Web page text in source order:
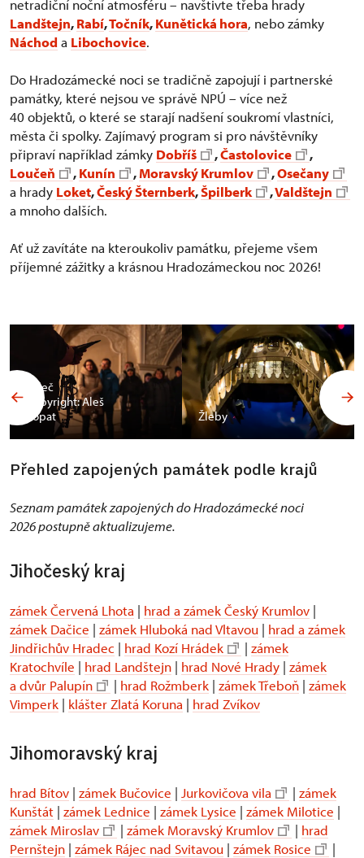
netradiční noční atmosféru – navštivte třeba hrady
Landštejn,Rabí,Točník,Kunětická hora, nebo zámky
Náchoda Libochovice.
Do Hradozámecké noci se tradičně zapojují i partnerské
památky, které nejsou ve správě NPÚ – více než
40 objektů, o které se starají nadšení soukromí vlastníci,
města či spolky. Zajímavý program si pro návštěvníky
připraví například zámky Dobříš ,Častolovice
,
Loučeň
,Kunín ,Moravský Krumlov ,Osečany
a hrady Loket,Český Šternberk,Špilberk ,Valdštejn
a mnoho dalších.
Ať už zavítáte na kteroukoliv památku, přejeme všem
příjemné zážitky a krásnou Hradozámeckou noc 2026!
Valeč
Copyright: Aleš
Vopat
Žleby
Přehled zapojených památek podle krajů
Seznam památek zapojených do Hradozámecké noci
2026 postupně aktualizujeme.
Jihočeský kraj
zámek Červená Lhota | hrad a zámek Český Krumlov |
zámek Dačice | zámek Hluboká nad Vltavou | hrad a zámek
Jindřichův Hradec | hrad Kozí Hrádek | zámek
Kratochvíle | hrad Landštejn | hrad Nové Hrady | zámek
a dvůr Palupín
| hrad Rožmberk | zámek Třeboň | zámek
Vimperk | klášter Zlatá Koruna | hrad Zvíkov
Jihomoravský kraj
hrad Bítov | zámek Bučovice | Jurkovičova vila | zámek
Kunštát | zámek Lednice | zámek Lysice | zámek Milotice |
zámek Miroslav
| zámek Moravský Krumlov | hrad
Pernštejn | zámek Rájec nad Svitavou | zámek Rosice |